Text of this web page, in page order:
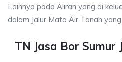
Lainnya pada Aliran yang di
dalam Jalur Mata Air Tanah
TN Jasa Bor Sumur